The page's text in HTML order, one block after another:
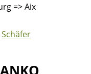
=> Aix
Schäfer